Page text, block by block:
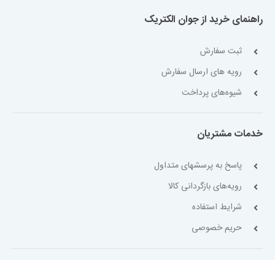
راهنمای خرید از جوان الکتریک
ثبت سفارش
رویه های ارسال سفارش
شیوه‌های پرداخت
خدمات مشتریان
پاسخ به پرسشهای متداول
رویه‌های بازگردانی کالا
شرایط استفاده
حریم خصوصی